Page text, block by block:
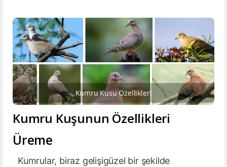
Kumru Kusu Ozellikleri
Kumru Kuşunun Özellikleri
Üreme
Kumrular, biraz gelişigüzel bir şekilde